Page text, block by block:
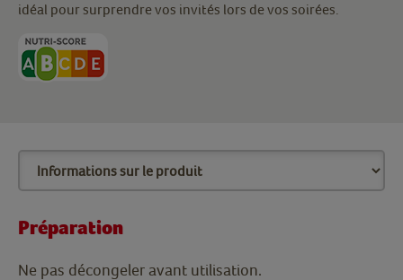
idéal pour surprendre vos invités lors de vos soirées.
Préparation
Ne pas décongeler avant utilisation.